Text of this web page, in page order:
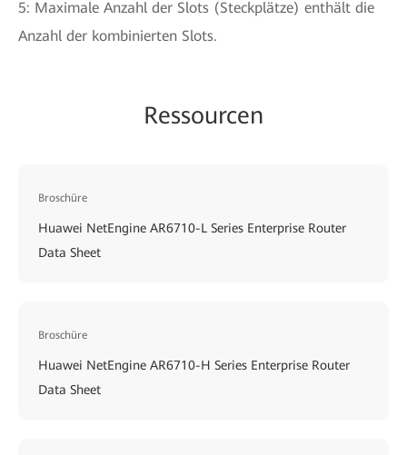
5: Maximale Anzahl der Slots (Steckplätze) enthält die
Anzahl der kombinierten Slots.
Ressourcen
Broschüre
Huawei NetEngine AR6710-L Series Enterprise Router
Data Sheet
Broschüre
Huawei NetEngine AR6710-H Series Enterprise Router
Data Sheet